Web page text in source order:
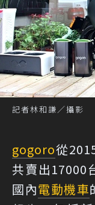
記者林和謙／攝影
gogoro從
共賣出17000
國內電動機車